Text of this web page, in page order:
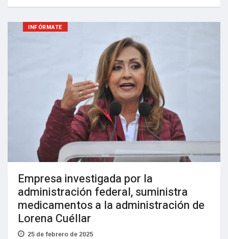
INFÓRMATE
Empresa investigada por la
administración federal, suministra
medicamentos a la administración de
Lorena Cuéllar
25 de febrero de 2025